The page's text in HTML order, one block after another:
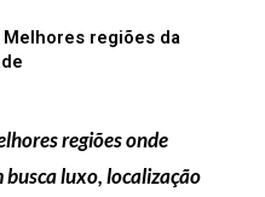
Melhores regiões da
regiões onde
busca luxo, localização